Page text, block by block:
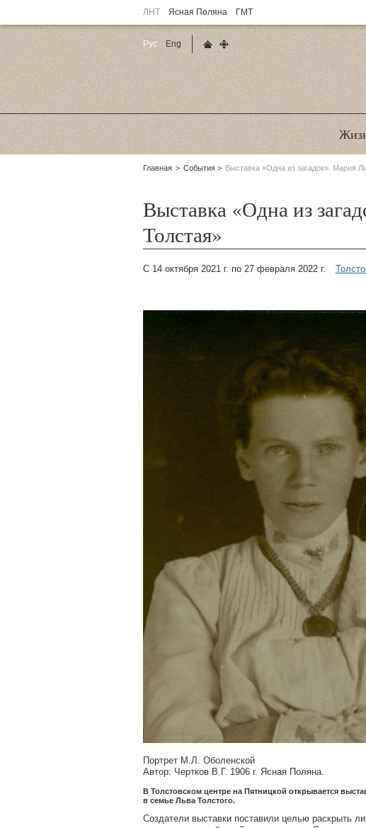
ЛНТ Ясная Поляна ГМТ
Родительские
Главная События Выставка «Одна из загадок». Мария
Выставка «Одна из
Толстая»
С 14 октября 2021 г. по 27 февраля 2022 г.
Портрет М.Л. Оболенской
Автор: Чертков В.Г. 1906 г. Ясная Поляна.
В Толстовском центре на Пятницкой открывается
в семье Льва Толстого.
Создатели выставки поставили целью раскрыть
Рус
Eng